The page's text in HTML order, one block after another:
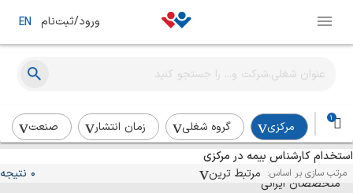
ورود/ثبت‌نام EN
1
مرکزی گروه شغلی زمان انتشار
صنعت
استخدام کارشناس بیمه در مرکزی
مرتب سازی بر اساس: مرتبط ترین 0 نتیجه
آگهی‌های استخدام و همکاری برای
متخصصان ایرانی